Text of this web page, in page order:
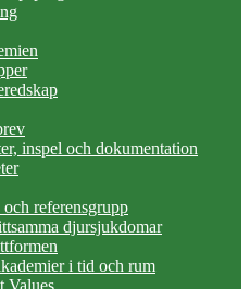
inspel och dokumentation
referensgrupp
djursjukdomar
i tid och rum
Values